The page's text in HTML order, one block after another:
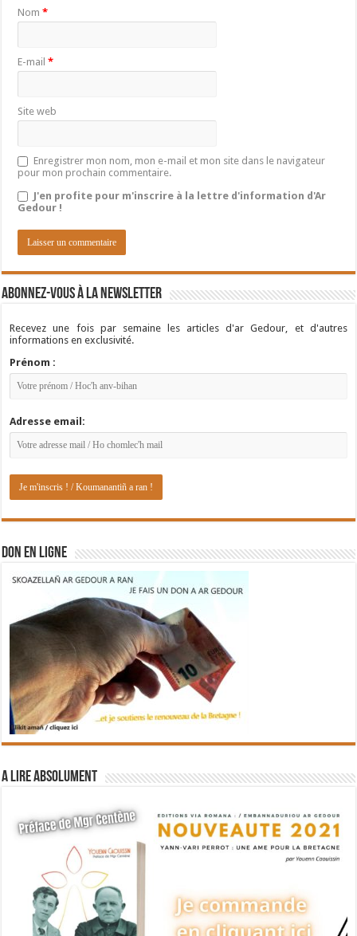
Nom*
E-mail*
Site web
Enregistrer mon nom, mon e-mail et mon site dans le navigateur
pour mon prochain commentaire.
J'en profite pour m'inscrire à la lettre d'information d'Ar
Gedour !
Abonnez-vous à la newsletter
Recevez une fois par semaine les articles d'ar Gedour, et d'autres
informations en exclusivité.
Prénom :
Adresse email:
DON EN LIGNE
A lire absolument